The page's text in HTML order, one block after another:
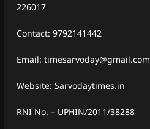
226017
Contact: 9792141442
Email: timesarvoday@gmail.com
Website: Sarvodaytimes.in
RNI No. – UPHIN/2011/38288